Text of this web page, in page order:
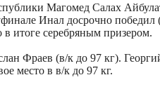
Магомед Салах
Инал досрочно
в итоге серебряным призером.
Фраев (в/к до 97 кг).
место в в/к до 97 кг.